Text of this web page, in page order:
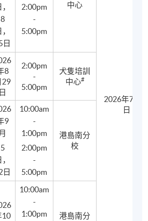
小蛋糕製作
8
日
2:00pm
-
5:00pm
中心
2026年7月
日
8
29
日
2:00pm
-
5:00pm
犬隻培訓
中心#
9
月
5
日
10:00am
-
1:00pm
2:00pm
-
5:00pm
港島南分
校
10
10:00am
-
1:00pm
港島南分